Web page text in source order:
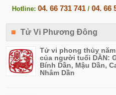
Hotline: 04. 66 731 741 / 04. 66
Tử Vi Phương Đông
Tử vi phong thủy năm
của người tuổi DẦN:
Bính Dần, Mậu Dần,
Nhâm Dần